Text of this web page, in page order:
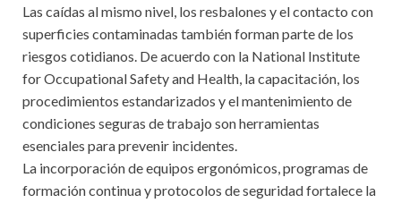
Las caídas al mismo nivel, los resbalones y el contacto con
superficies contaminadas también forman parte de los
riesgos cotidianos. De acuerdo con la National Institute
for Occupational Safety and Health, la capacitación, los
procedimientos estandarizados y el mantenimiento de
condiciones seguras de trabajo son herramientas
esenciales para prevenir incidentes.
La incorporación de equipos ergonómicos, programas de
formación continua y protocolos de seguridad fortalece la